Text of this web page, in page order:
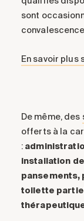
sont
En savoir plus
De même, des
offerts à la
:
installation
pansements,
toilette